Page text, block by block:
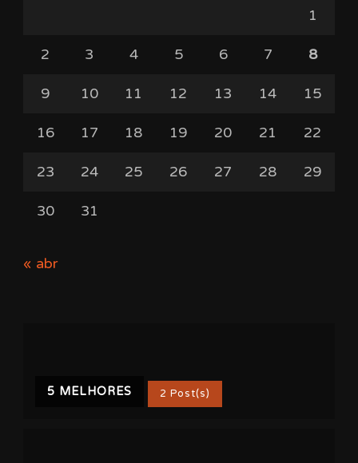
1
2 3 4 5 6 7 8
9 10 11 12 13 14 15
16 17 18 19 20 21 22
23 24 25 26 27 28 29
30 31
« abr
5 MELHORES 2 Post(s)